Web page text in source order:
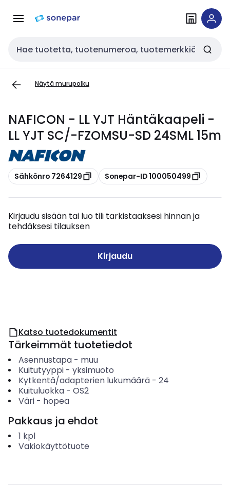
navigointiinsisältöön
Haku
Näytä murupolku
NAFICON - LL YJT Häntäkaapeli -
LL YJT SC/-FZOMSU-SD 24SML 15m
Kopioi
Sähkönro 7264129 Kopioi
Sonepar-ID 100050499
Kirjaudu sisään tai luo tili tarkistaaksesi hinnan ja
tehdäksesi tilauksen
Kirjaudu
Katso tuotedokumentit
Tärkeimmät tuotetiedot
Asennustapa- muu
Kuitutyyppi- yksimuoto
Kytkentä/adapterien lukumäärä- 24
Kuituluokka- OS2
Väri- hopea
Pakkaus ja ehdot
1 kpl
Vakiokäyttötuote